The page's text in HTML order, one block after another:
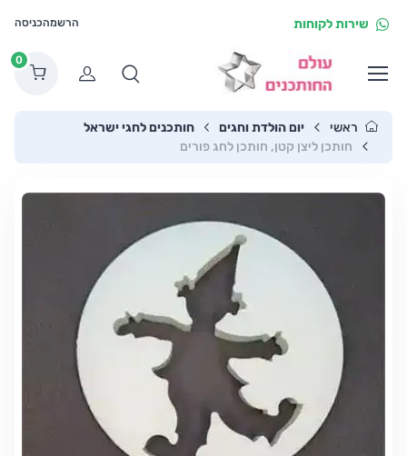
שירות לקוחות הרשמהכניסה
הרשמה
0
ראשי יום הולדת וחגים
חותכנים לחגי ישראל
חותכן ליצן קטן, חותכן לחג פורים